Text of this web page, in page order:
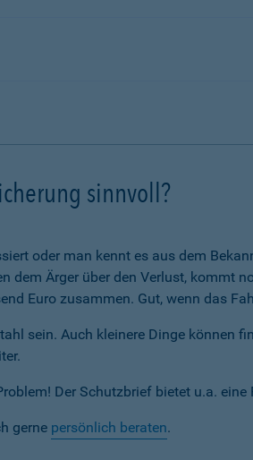
sinnvoll?
oder man kennt es aus dem
dem Ärger über den Verlust, kommt
Euro zusammen. Gut, wenn das
sein. Auch kleinere Dinge können
Der Schutzbrief bietet u.a.
gerne persönlich beraten.